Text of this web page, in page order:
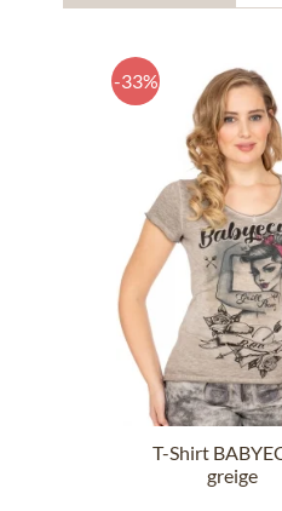
-33%
T-Shirt
greige